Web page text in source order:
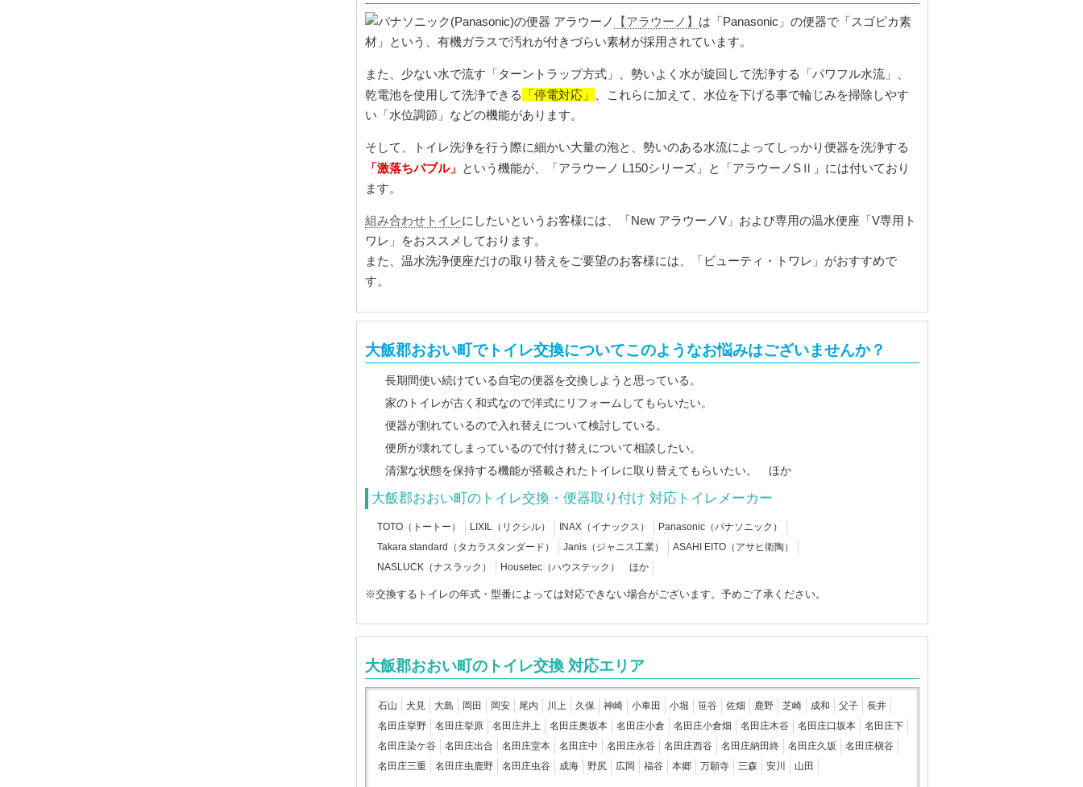
【アラウーノ】 は「Panasonic」の便器で「スゴピカ素
材」という、有機ガラスで汚れが付きづらい素材が採用されています。
また、少ない水で流す「ターントラップ方式」、勢いよく水が旋回して洗浄する「パワフル水流」、
乾電池を使用して洗浄できる
「停電対応」
、これらに加えて、水位を下げる事で輪じみを掃除しやす
い「水位調節」などの機能があります。
そして、トイレ洗浄を行う際に細かい大量の泡と、勢いのある水流によってしっかり便器を洗浄する
「激落ちバブル」
という機能が、「アラウーノ L150シリーズ」と「アラウーノSⅡ」には付いており
ます。
組み合わせトイレにしたいというお客様には、「New アラウーノV」および専用の温水便座「V専用ト
ワレ」をおススメしております。
また、温水洗浄便座だけの取り替えをご要望のお客様には、「ビューティ・トワレ」がおすすめで
す。
大飯郡おおい町でトイレ交換についてこのようなお悩みはございませんか？
長期間使い続けている自宅の便器を交換しようと思っている。
家のトイレが古く和式なので洋式にリフォームしてもらいたい。
便器が割れているので入れ替えについて検討している。
便所が壊れてしまっているので付け替えについて相談したい。
清潔な状態を保持する機能が搭載されたトイレに取り替えてもらいたい。 ほか
大飯郡おおい町のトイレ交換・便器取り付け 対応トイレメーカー
TOTO（トートー） LIXIL（リクシル） INAX（イナックス）
Panasonic（パナソニック）
Takara standard（タカラスタンダード）
Janis（ジャニス工業）
ASAHI EITO（アサヒ衛陶）
NASLUCK（ナスラック）
Housetec（ハウステック） ほか
※交換するトイレの年式・型番によっては対応できない場合がございます。予めご了承ください。
大飯郡おおい町のトイレ交換 対応エリア
石山 犬見 大島 岡田 岡安 尾内 川上 久保 神崎 小車田 小堀 笹谷 佐畑 鹿野 芝崎 成和 父子
長井
名田庄挙野
名田庄挙原 名田庄井上 名田庄奥坂本 名田庄小倉 名田庄小倉畑 名田庄木谷 名田庄口坂本
名田庄下
名田庄染ケ谷
名田庄出合 名田庄堂本 名田庄中 名田庄永谷 名田庄西谷 名田庄納田終 名田庄久坂
名田庄槇谷
名田庄三重
名田庄虫鹿野 名田庄虫谷 成海 野尻 広岡 福谷 本郷 万願寺 三森 安川 山田